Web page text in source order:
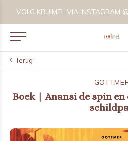
VOLG KRUIMEL VIA INSTAGRAM
Terug
Boek | Anansi de spin